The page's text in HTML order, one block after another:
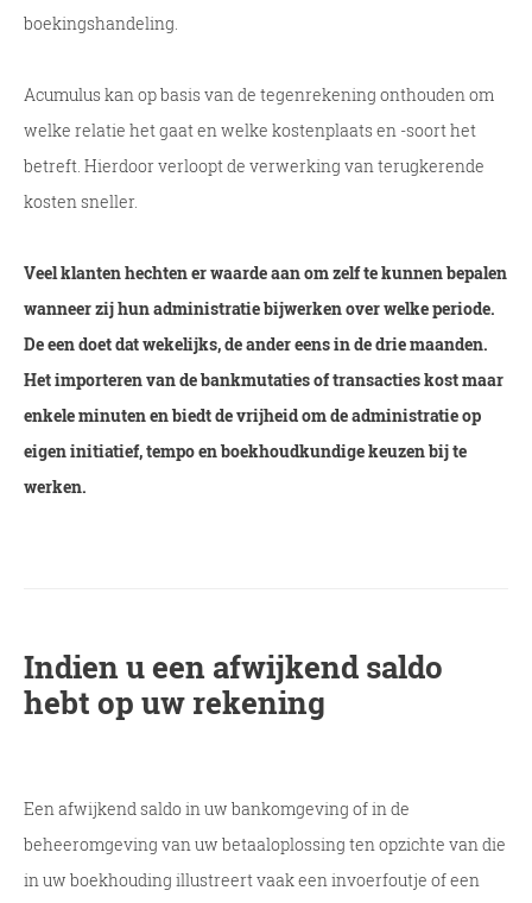
boekingshandeling.
Acumulus kan op basis van de tegenrekening onthouden om
welke relatie het gaat en welke kostenplaats en -soort het
betreft. Hierdoor verloopt de verwerking van terugkerende
kosten sneller.
Veel klanten hechten er waarde aan om zelf te kunnen bepalen
wanneer zij hun administratie bijwerken over welke periode.
De een doet dat wekelijks, de ander eens in de drie maanden.
Het importeren van de bankmutaties of transacties kost maar
enkele minuten en biedt de vrijheid om de administratie op
eigen initiatief, tempo en boekhoudkundige keuzen bij te
werken.
Indien u een afwijkend saldo
hebt op uw rekening
Een afwijkend saldo in uw bankomgeving of in de
beheeromgeving van uw betaaloplossing ten opzichte van die
in uw boekhouding illustreert vaak een invoerfoutje of een